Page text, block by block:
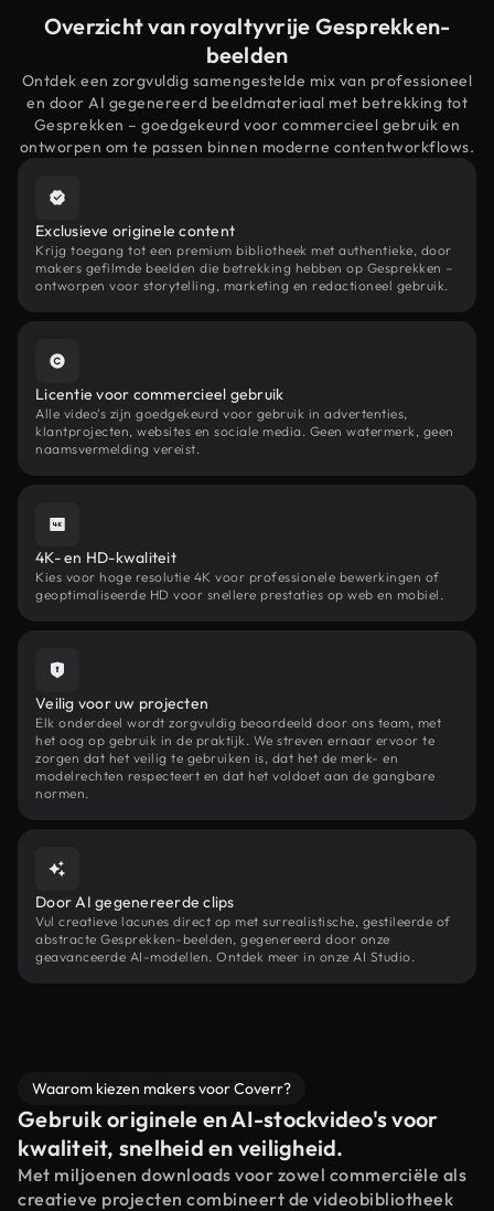
Overzicht van royaltyvrije Gesprekken-
beelden
Ontdek een zorgvuldig samengestelde mix van professioneel
en door AI gegenereerd beeldmateriaal met betrekking tot
Gesprekken – goedgekeurd voor commercieel gebruik en
ontworpen om te passen binnen moderne contentworkflows.
Exclusieve originele content
Krijg toegang tot een premium bibliotheek met authentieke, door
makers gefilmde beelden die betrekking hebben op Gesprekken –
ontworpen voor storytelling, marketing en redactioneel gebruik.
Licentie voor commercieel gebruik
Alle video's zijn goedgekeurd voor gebruik in advertenties,
klantprojecten, websites en sociale media. Geen watermerk, geen
naamsvermelding vereist.
4K- en HD-kwaliteit
Kies voor hoge resolutie 4K voor professionele bewerkingen of
geoptimaliseerde HD voor snellere prestaties op web en mobiel.
Veilig voor uw projecten
Elk onderdeel wordt zorgvuldig beoordeeld door ons team, met
het oog op gebruik in de praktijk. We streven ernaar ervoor te
zorgen dat het veilig te gebruiken is, dat het de merk- en
modelrechten respecteert en dat het voldoet aan de gangbare
normen.
Door AI gegenereerde clips
Vul creatieve lacunes direct op met surrealistische, gestileerde of
abstracte Gesprekken-beelden, gegenereerd door onze
geavanceerde AI-modellen. Ontdek meer in onze AI Studio.
Waarom kiezen makers voor Coverr?
Gebruik originele en AI-stockvideo's voor
kwaliteit, snelheid en veiligheid.
Met miljoenen downloads voor zowel commerciële als
creatieve projecten combineert de videobibliotheek